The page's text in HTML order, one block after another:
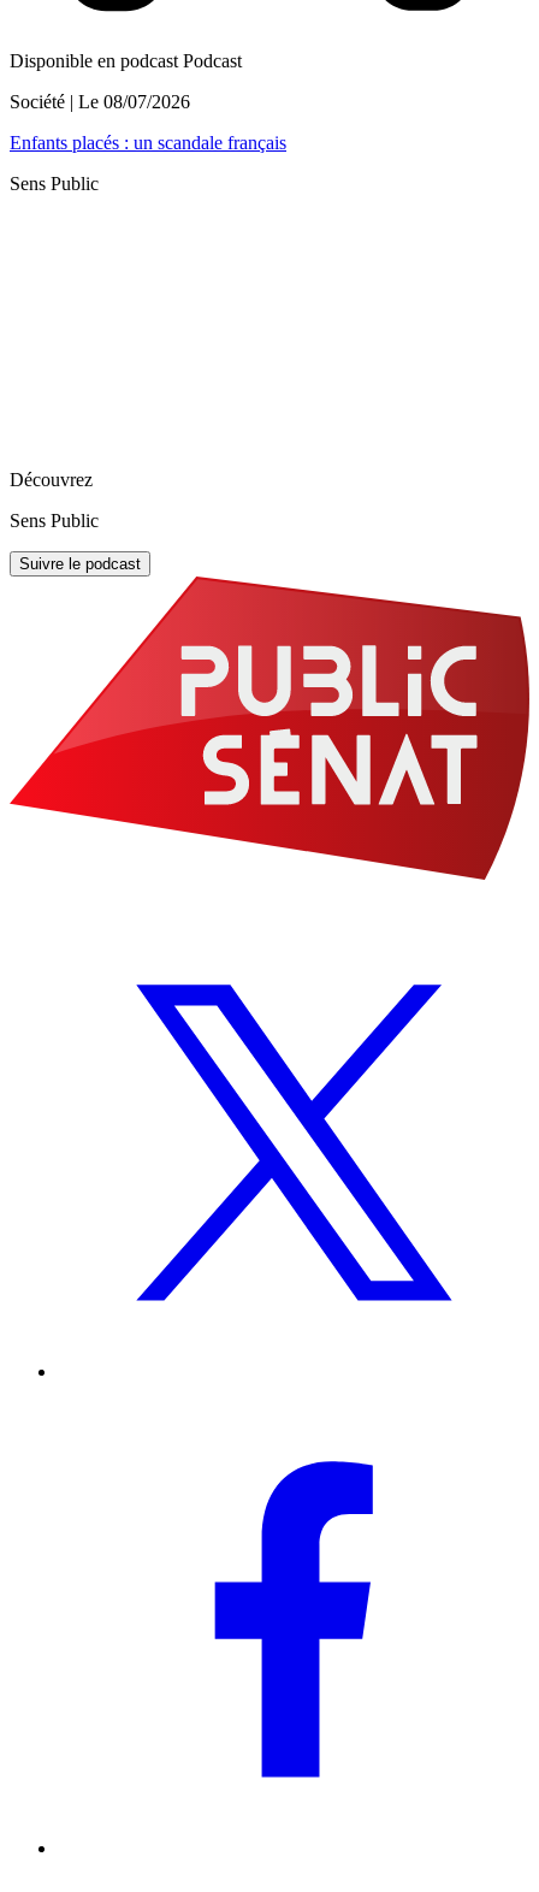
Disponible en podcast Podcast
Société | Le 08/07/2026
Enfants placés : un scandale français
Sens Public
Découvrez
Sens Public
Suivre le podcast